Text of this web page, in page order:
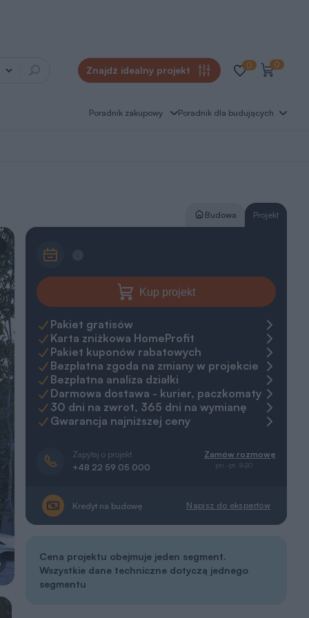
Znajdź idealny projekt 0 0
Poradnik zakupowy Poradnik dla budujących
Budowa Projekt
Kup projekt
Pakiet gratisów
Karta zniżkowa HomeProfit
Pakiet kuponów rabatowych
Bezpłatna zgoda na zmiany w projekcie
Bezpłatna analiza działki
Darmowa dostawa - kurier, paczkomaty
30 dni na zwrot, 365 dni na wymianę
Gwarancja najniższej ceny
Zapytaj o projekt
+48 22 59 05 000
Zamów rozmowę
pn.-pt. 8-20
Kredyt na budowę Napisz do ekspertów
Cena projektu obejmuje jeden segment.
Wszystkie dane techniczne dotyczą jednego
segmentu